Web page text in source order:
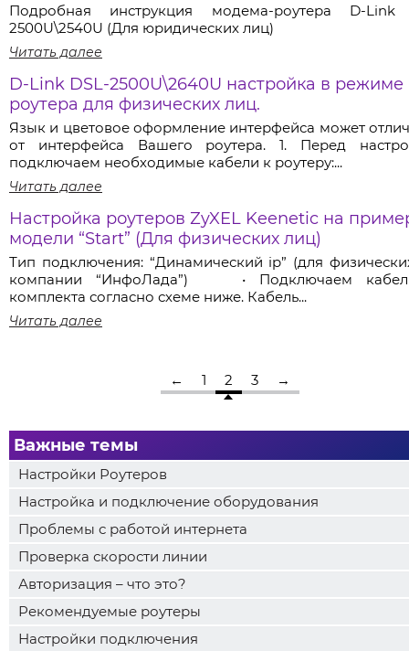
Подробная инструкция модема-роутера D-Link
2500U\2540U (Для юридических лиц)
Читать далее
D-Link DSL-2500U\2640U настройка в режиме
роутера для физических лиц.
Язык и цветовое оформление интерфейса может
от интерфейса Вашего роутера. 1. Перед
подключаем необходимые кабели к роутеру:...
Читать далее
Настройка роутеров ZyXEL Keenetic на
модели “Start” (Для физических лиц)
Тип подключения: “Динамический ip” (для
компании “ИнфоЛада”) • Подключаем
комплекта согласно схеме ниже. Кабель...
Читать далее
← 1 2 3 →
Важные темы
Настройки Роутеров
Настройка и подключение оборудования
Проблемы с работой интернета
Проверка скорости линии
Авторизация – что это?
Рекомендуемые роутеры
Настройки подключения